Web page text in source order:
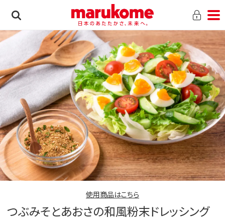
使用商品はこちら
つぶみそとあおさの和風粉末ドレッシング